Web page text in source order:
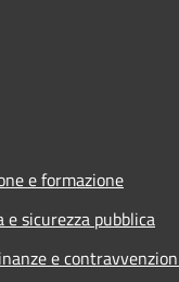
e formazione
e sicurezza pubblica
e